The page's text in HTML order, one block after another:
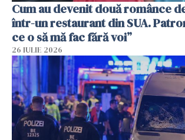
Cum au devenit două românce
într-un restaurant din SUA.
ce o să mă fac fără voi”
26 IULIE 2026